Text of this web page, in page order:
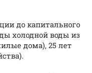
до капитального
холодной воды из
дома), 25 лет